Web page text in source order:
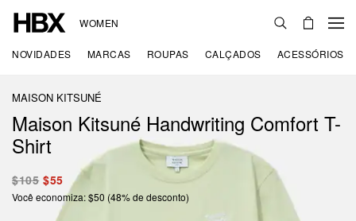
WOMEN
NOVIDADES MARCAS ROUPAS CALÇADOS ACESSÓRIOS
MAISON KITSUNÉ
Maison Kitsuné Handwriting Comfort T-
Shirt
$105 $55
Você economiza: $50 (48% de desconto)